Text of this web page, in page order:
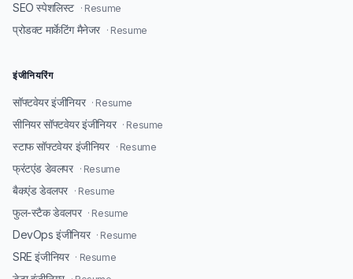
SEO स्पेशलिस्ट · Resume
प्रोडक्ट मार्केटिंग मैनेजर · Resume
इंजीनियरिंग
सॉफ्टवेयर इंजीनियर · Resume
सीनियर सॉफ्टवेयर इंजीनियर · Resume
स्टाफ सॉफ्टवेयर इंजीनियर · Resume
फ्रंटएंड डेवलपर · Resume
बैकएंड डेवलपर · Resume
फुल-स्टैक डेवलपर · Resume
DevOps इंजीनियर · Resume
SRE इंजीनियर · Resume